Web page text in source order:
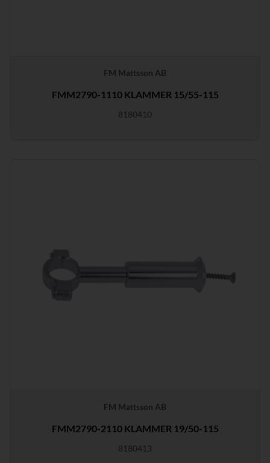
FM Mattsson AB
FMM2790-1110 KLAMMER 15/55-115
8180410
FM Mattsson AB
FMM2790-2110 KLAMMER 19/50-115
8180413